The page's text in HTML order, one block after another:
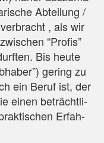
Abtei­lung /
, als wir
“Pro­fis”
Bis heu­te
gering zu
ein Beruf ist, der
einen beträcht­li­
Erfah­